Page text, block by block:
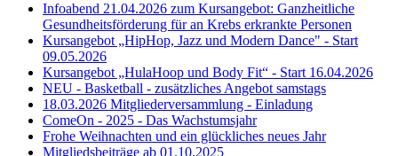
Infoabend 21.04.2026 zum Kursangebot: Ganzheitliche
Gesundheitsförderung für an Krebs erkrankte Personen
Kursangebot „HipHop, Jazz und Modern Dance" - Start
09.05.2026
Kursangebot „HulaHoop und Body Fit“ - Start 16.04.2026
NEU - Basketball - zusätzliches Angebot samstags
18.03.2026 Mitgliederversammlung - Einladung
ComeOn - 2025 - Das Wachstumsjahr
Frohe Weihnachten und ein glückliches neues Jahr
Mitgliedsbeiträge ab 01.10.2025